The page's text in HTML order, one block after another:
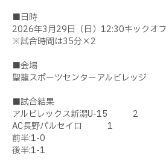
■日時
2026年3月29日（日）12:30キックオフ
※試合時間は35分×2
■会場
聖籠スポーツセンターアルビレッジ
■試合結果
アルビレックス新潟U-15 2
AC長野パルセイロ 1
前半:1-0
後半:1-1